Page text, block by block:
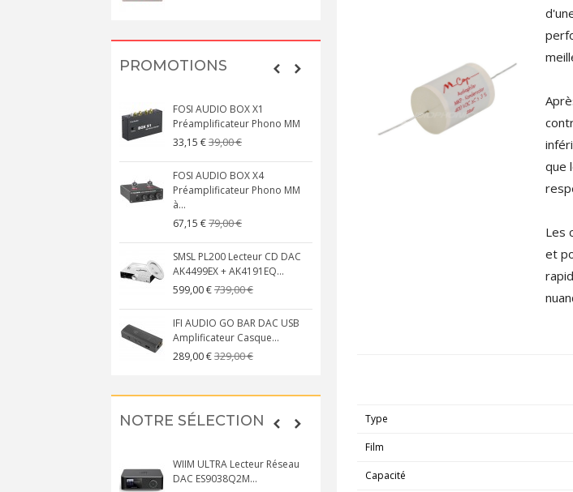
PROMOTIONS
FOSI AUDIO BOX X1
Préamplificateur Phono MM
33,15 €39,00 €
FOSI AUDIO BOX X4
Préamplificateur Phono MM
à...
67,15 €79,00 €
SMSL PL200 Lecteur CD DAC
AK4499EX + AK4191EQ...
599,00 €739,00 €
IFI AUDIO GO BAR DAC USB
Amplificateur Casque...
289,00 €329,00 €
NEUTRIK NC3FXX Connecteur
XLR Femelle 3 Pôles...
NOTRE SÉLECTION
WIIM ULTRA Lecteur Réseau
DAC ES9038Q2M...
Amplificateur Intégré...
que
Les
et
Type
Film
Capacité